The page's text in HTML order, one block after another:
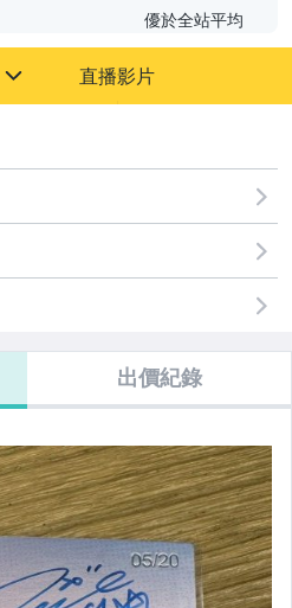
優於全站平均
直播影片
出價紀錄